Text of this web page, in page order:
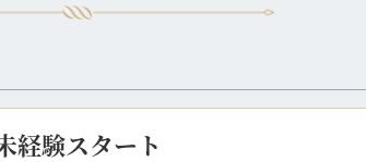
経験スタート